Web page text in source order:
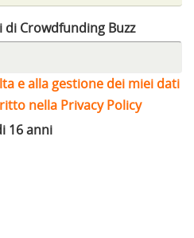
Crowdfunding Buzz
e alla gestione dei miei dati
nella Privacy Policy
16 anni